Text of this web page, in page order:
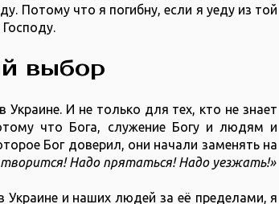
Потому что я погибну, если я уеду из той
выбор
И не только для тех, кто не знает
что Бога, служение Богу и людям и
Бог доверил, они начали заменять на
Надо прятаться! Надо уезжать!»
и наших людей за её пределами, я